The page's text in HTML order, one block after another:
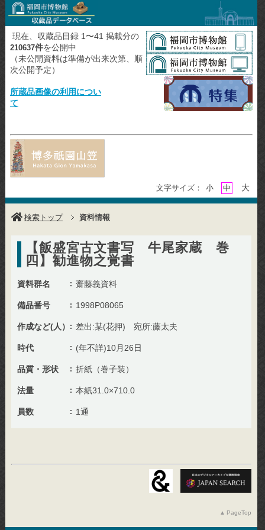
現在、収蔵品目録 1〜41 掲載分の
210637件を公開中
（未公開資料は準備が出来次第、順
次公開予定）
所蔵品画像の利用につい
て
文字サイズ： 小 中 大
検索トップ 資料情報
【飯盛宮古文書写 牛尾家蔵 巻
四】勧進物之覚書
資料群名 齋藤義資料
備品番号 1998P08065
作成など(人） 差出:某(花押) 宛所:藤太夫
時代 (年不詳)10月26日
品質・形状 折紙（巻子装）
法量 本紙31.0×710.0
員数 1通
PageTop